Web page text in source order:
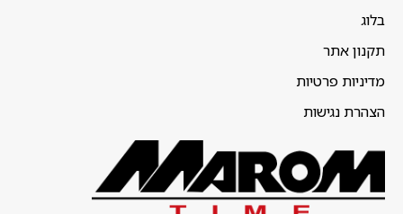
בלוג
תקנון אתר
מדיניות פרטיות
הצהרת נגישות